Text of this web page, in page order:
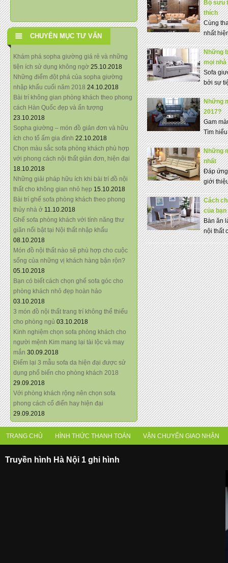
CHUYÊN MỤC TƯ VẤN
Khám phá sopha giường giá rẻ và những
tiện ích sử dụng không ngờ 25.10.2018
Những điểm đột phá của sopha giường
nhập khẩu cuối năm 2018 24.10.2018
Bài trí không gian phòng khách theo phong
cách Hàn Quốc đẹp và ấn tượng
23.10.2018
Sopha giường – món đồ giản đơn và hữu
ích cho tổ ấm gia đình 22.10.2018
Chọn màu sắc sofa phòng khách phù hợp
với phong cách nội thất giản đơn, hiện đại
18.10.2018
Những giải pháp hữu ích khi bài trí đồ nội
thất cho không gian nhỏ hẹp 15.10.2018
Bài trí ghế sofa phòng khách theo phong
thủy nhà ở 11.10.2018
Ghế sofa phòng khách với tính năng thư
giãn nổi bật tại Nội thất nhập khẩu
08.10.2018
Món đồ nội thất nào sẽ phù hợp cho cuộc
sống của những vị khách hàng bận rộn?
05.10.2018
Bạn có biết cách chọn ghế sofa góc cho
phòng khách nhỏ đẹp hoàn hảo
03.10.2018
3 món đồ nội thất trang trí không thể thiếu
cho phòng ngủ 03.10.2018
Kinh nghiệm chọn sofa phòng khách cho
người mệnh Kim mang lại tài lộc và may
mắn 30.09.2018
Điểm lại 3 mẫu sofa da hiện đại được sử
dụng phổ biến cho phòng khách 2018
29.09.2018
Với phòng khách rộng nên chọn sofa
phong cách cổ điển hay hiện đại
29.09.2018
Bộ sưu
thích
Cùng
nhất
Những
mọi nhà
Sofa
bởi sự
Những
2017?
Gam
Tìm
Những
nhất
Đáp ứng
giới
Cách
của bạn
Bàn ăn
nội thất
TRANG CHỦ HÌNH THỨC THANH TOÁN VẬN CHUYỂN GIAO NHẬN
Truyền hình Hà Nội 1 ghi hình